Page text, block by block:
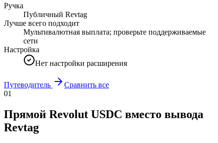
Ручка
Публичный Revtag
Лучше всего подходит
Мультивалютная выплата; проверьте поддерживаемые
сети
Настройка
Нет настройки расширения
Путеводитель
Сравнить все
01
Прямой Revolut USDC вместо вывода
Revtag